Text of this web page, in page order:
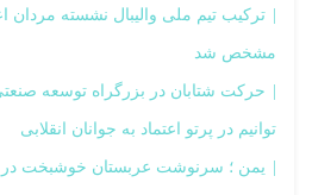
ترکیب تیم ملی والیبال نشسته مردان
مشخص شد
حرکت شتابان در بزرگراه توسعه
توانیم در پرتو اعتماد به جوانان انقلابی
یمن ؛ سرنوشت عربستان خوشبخت